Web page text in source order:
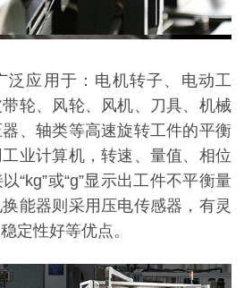
泛应用于：电机转子、电动工
轮、风轮、风机、刀具、机械
、轴类等高速旋转工件的平衡
业计算机，转速、量值、相位
“kg”或“g”显示出工件不平衡量
能器则采用压电传感器，有灵
定性好等优点。